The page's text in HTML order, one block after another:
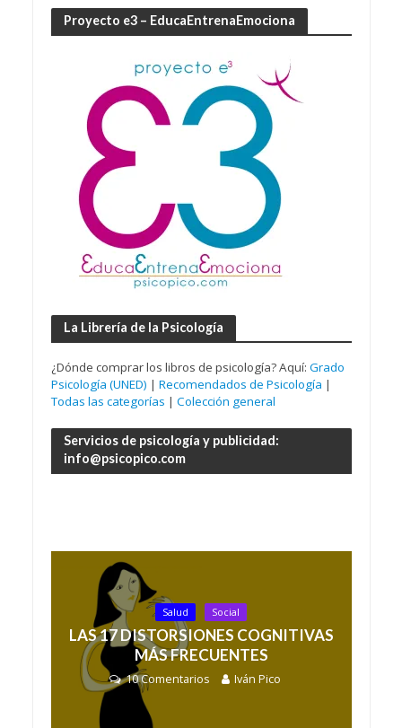
Proyecto e3 – EducaEntrenaEmociona
La Librería de la Psicología
¿Dónde comprar los libros de psicología? Aquí: Grado
Psicología (UNED) | Recomendados de Psicología |
Todas las categorías | Colección general
Servicios de psicología y publicidad:
info@psicopico.com
Salud Social
LAS 17 DISTORSIONES COGNITIVAS
MÁS FRECUENTES
10 Comentarios Iván Pico